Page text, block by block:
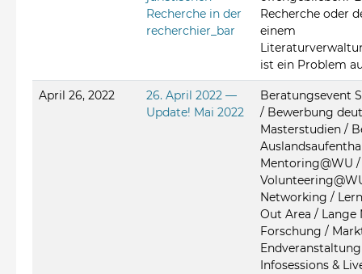
Recherche in der
recherchier_bar
Recherche oder
einem
ist ein Problem
April 26, 2022
26. April 2022 —
Update! Mai 2022
Beratungsevent
/ Bewerbung
Masterstudien /
Mentoring@WU /
Networking /
Out Area / Lange
Forschung /
Infosessions &